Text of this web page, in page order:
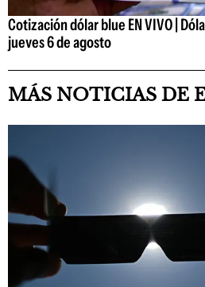
Cotización dólar blue EN VIVO |
jueves 6 de agosto
MÁS NOTICIAS DE